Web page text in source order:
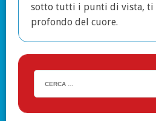
sotto tutti i punti di vista, ti
profondo del cuore.